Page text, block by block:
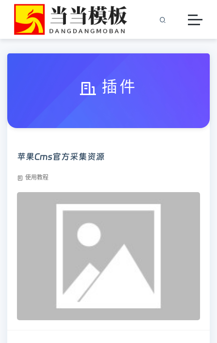
插件
苹果Cms官方采集资源
使用教程